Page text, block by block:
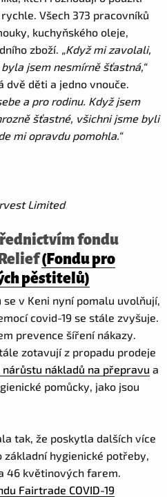
Všech 373 pracovníků
kuchyňského oleje,
zboží. „Když mi zavolali,
jsem nesmírně šťastná,“
dvě děti a jedno vnouče.
a pro rodinu. Když jsem
šťastné, všichni jsme byli
mi opravdu pomohla.“
Limited
fondu
(Fondu pro
pěstitelů)
v Keni nyní pomalu uvolňují,
covid-19 se stále zvyšuje.
prevence šíření nákazy.
zotavují z propadu prodeje
nákladů na přepravu a
pomůcky, jako jsou
tak, že poskytla dalších více
hygienické potřeby,
46 květinových farem.
Fairtrade COVID-19